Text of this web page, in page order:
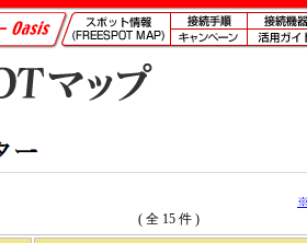
※
( 全 15 件 )